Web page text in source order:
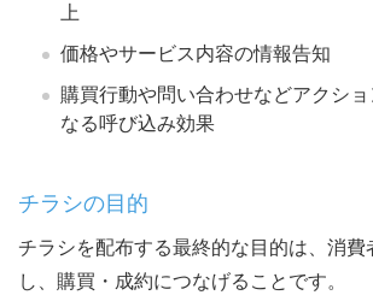
上
価格やサービス内容の情報告知
購買行動や問い合わせなどアクシ
なる呼び込み効果
チラシの目的
チラシを配布する最終的な目的は、消費
し、購買・成約につなげることです。